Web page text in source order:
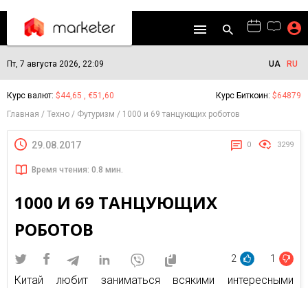
Пт, 7 августа 2026, 22:09 UA RU
Курс валют: $44,65 , €51,60 Курс Биткоин: $64879
Главная
Техно Футуризм 1000 и 69 танцующих роботов
29.08.2017 0 3299
Время чтения: 0.8 мин.
1000 И 69 ТАНЦУЮЩИХ
РОБОТОВ
2 1
Китай любит заниматься всякими интересными